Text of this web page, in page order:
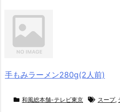
手もみラーメン280g(2人前)
和風総本舗-テレビ東京 スープ,